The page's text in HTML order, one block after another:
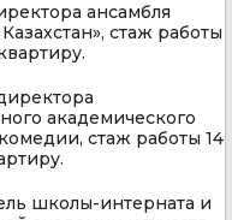
ансамбля
стаж работы
академического
стаж работы 14
школы-интерната и